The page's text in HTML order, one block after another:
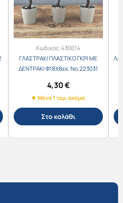
Κωδικός:430014
ΓΛΑΣΤΡΑΚΙ ΠΛΑΣΤΙΚΟ ΓΚΡΙ ΜΕ
ΔΕΝΤΡΑΚΙ Φ18Χ8εκ. Νο.223031
4,30€
Μόνο 1 τεμ. ακόμα
Στο καλάθι